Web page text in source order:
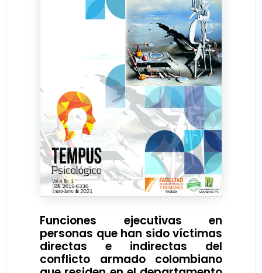
Funciones ejecutivas en
personas que han sido víctimas
directas e indirectas del
conflicto armado colombiano